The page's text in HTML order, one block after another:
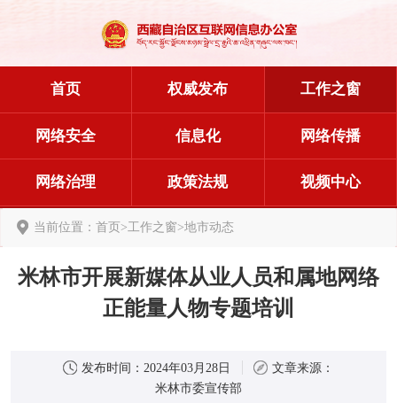
首页 权威发布 工作之窗
网络安全 信息化 网络传播
网络治理 政策法规 视频中心
当前位置： 首页>工作之窗>地市动态
米林市开展新媒体从业人员和属地网络
正能量人物专题培训
发布时间： 2024年03月28日
文章来源：
米林市委宣传部